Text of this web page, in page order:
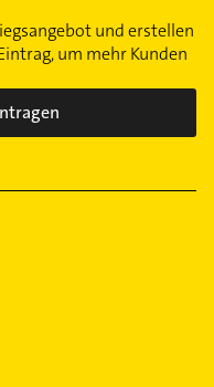
und erstellen
um mehr Kunden